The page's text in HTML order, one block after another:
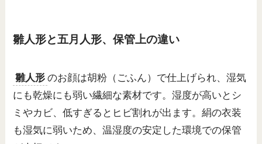
雛人形と五月人形、保管上の違い
雛人形 のお顔は胡粉（ごふん）で仕上げられ、湿気
にも乾燥にも弱い繊細な素材です。湿度が高いとシ
ミやカビ、低すぎるとヒビ割れが出ます。絹の衣装
も湿気に弱いため、温湿度の安定した環境での保管